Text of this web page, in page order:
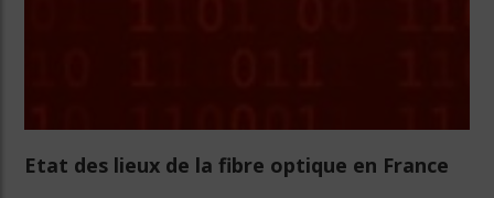
Etat des lieux de la fibre optique en France